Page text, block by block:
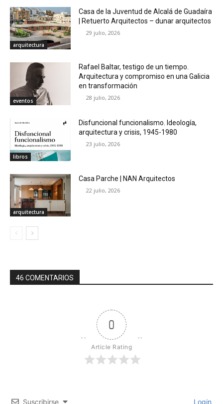
arquitectura
Casa de la Juventud de Alcalá de Guadaíra
| Retuerto Arquitectos – dunar arquitectos
29 julio, 2026
eventos
Rafael Baltar, testigo de un tiempo.
Arquitectura y compromiso en una Galicia
en transformación
28 julio, 2026
libros
Disfuncional funcionalismo. Ideología,
arquitectura y crisis, 1945-1980
23 julio, 2026
arquitectura
Casa Parche | NAN Arquitectos
22 julio, 2026
46 COMENTARIOS
0
Article Rating
Suscribirse Login